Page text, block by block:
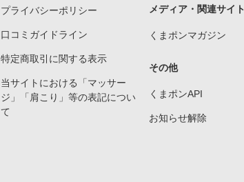
プライバシーポリシー
口コミガイドライン
特定商取引に関する表示
当サイトにおける「マッサー
ジ」「肩こり」等の表記につい
て
メディア・関連サイト
くまポンマガジン
その他
くまポンAPI
お知らせ解除